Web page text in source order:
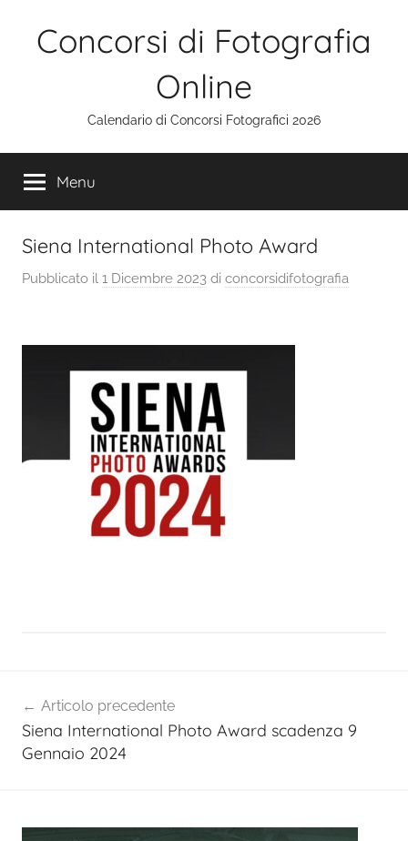
Concorsi di Fotografia
Online
Calendario di Concorsi Fotografici 2026
Menu
Siena International Photo Award
Pubblicato il 1 Dicembre 2023 di concorsidifotografia
articoli
Articolo precedente
Siena International Photo Award scadenza 9
Gennaio 2024